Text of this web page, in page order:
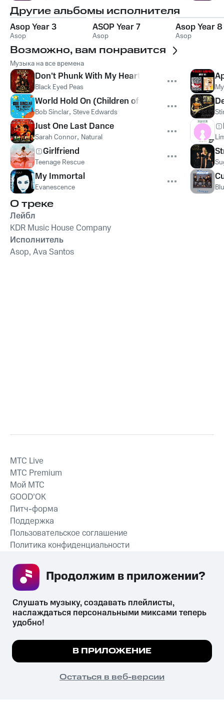
Другие альбомы исполнителя
Asop Year 3
Asop
ASOP Year 7
Asop
Asop Year 8
Asop
Возможно, вам понравится
Музыка на все времена
Don't Phunk With My Heart
Black Eyed Peas
World Hold On (Children of the Sky)
Bob Sinclar, Steve Edwards
Just One Last Dance
Sarah Connor, Natural
Girlfriend
Teenage Rescue
My Immortal
Evanescence
О треке
Лейбл
KDR Music House Company
Исполнитель
Asop, Ava Santos
СКАЧАТЬ ПРИЛОЖЕНИЕ
MTС Live
MTС Premium
Мой МТС
GOOD’OK
Питч-форма
Поддержка
Пользовательское соглашение
Политика конфиденциальности
психотропных веществ, их аналогов причиняет вред здоровью,
их незаконный оборот запрещён и влечёт установленную
законодательством ответственность.
© 2026 ООО «КИОН».
Все права защищены
Мы используем куки, чтобы на сайте все
Подробнее
ПОНЯТНО
Слушать музыку, создавать плейлисты,
наслаждаться персональными миксами теперь
удобно!
В ПРИЛОЖЕНИЕ
Остаться в веб-версии